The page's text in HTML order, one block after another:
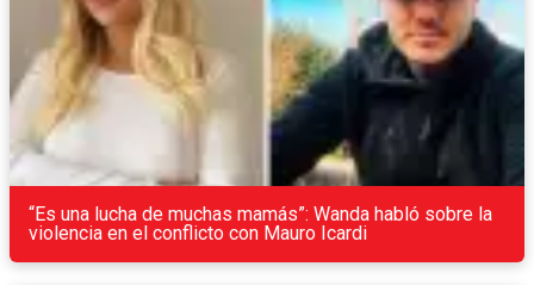
“Es una lucha de muchas mamás”: Wanda habló sobre la
violencia en el conflicto con Mauro Icardi